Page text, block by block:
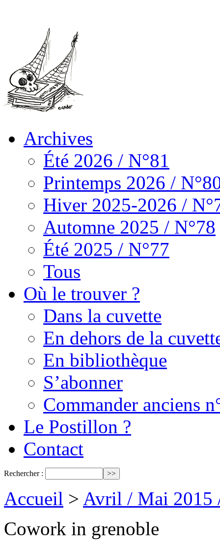
Archives
Été 2026 / N°81
Printemps 2026 /
Hiver 2025-2026 /
Automne 2025 / N°78
Été 2025 / N°77
Tous
Où le trouver ?
Dans la cuvette
En dehors de la
En bibliothèque
S’abonner
Commander anciens
Le Postillon ?
Contact
Rechercher :
Accueil > Avril / Mai 2015
Cowork in grenoble